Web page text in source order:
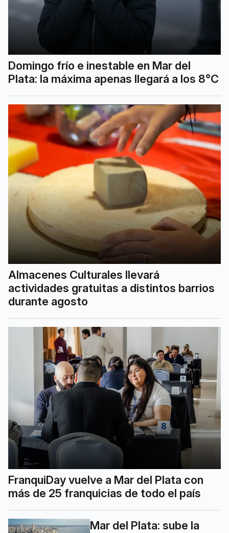
Domingo frío e inestable en Mar del
Plata: la máxima apenas llegará a los 8°C
Almacenes Culturales llevará
actividades gratuitas a distintos barrios
durante agosto
FranquiDay vuelve a Mar del Plata con
más de 25 franquicias de todo el país
Mar del Plata: sube la